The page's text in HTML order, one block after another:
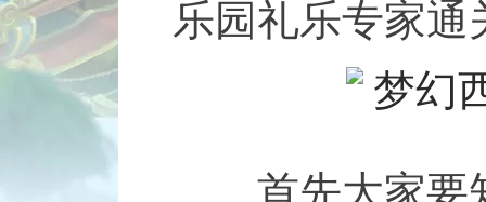
乐园礼乐专家通
首先大家要知